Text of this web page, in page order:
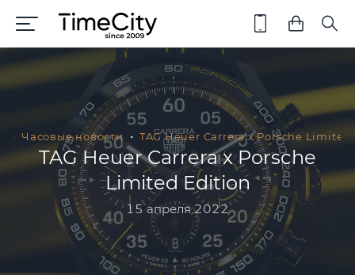
Часовые новости TAG Heuer Carrera x Porsche
TAG Heuer Carrera x Porsche
Limited Edition
15 апреля 2022